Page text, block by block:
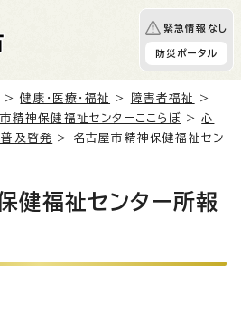
緊急情報なし
防災ポータル
>健康・医療・福祉 > 障害者福祉
>
精神保健福祉センターここらぼ >心
及啓発
> 名古屋市精神保健福祉セン
健福祉センター所報